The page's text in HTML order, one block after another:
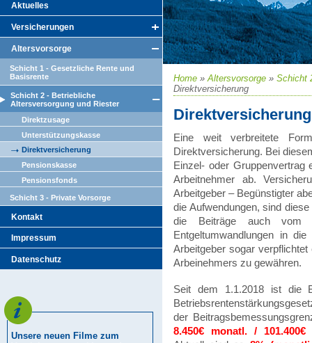
Home »Altersvorsorge » Schicht
Direktversicherung
Direktversicherung
Eine weit verbreitete
Direktversicherung. Bei
Einzel- oder Gruppenvertrag
Arbeitnehmer ab.
Arbeitgeber – Begünstigter
die Aufwendungen, sind
die Beiträge auch vom
Entgeltumwandlungen in
Arbeitgeber sogar
Arbeinehmers zu gewähren.
Seit dem 1.1.2018 ist die
der
8.450€ monatl. / 101.400€
Aktuelles
Versicherungen
Altersvorsorge
Schicht 1 - Gesetzliche Rente und
Basisrente
Schicht 2 - Betriebliche
Altersversorgung und Riester
Direktzusage
Unterstützungskasse
Direktversicherung
Pensionskasse
Pensionsfonds
Schicht 3 - Private Vorsorge
Kontakt
Impressum
Datenschutz
Unsere neuen Filme zum